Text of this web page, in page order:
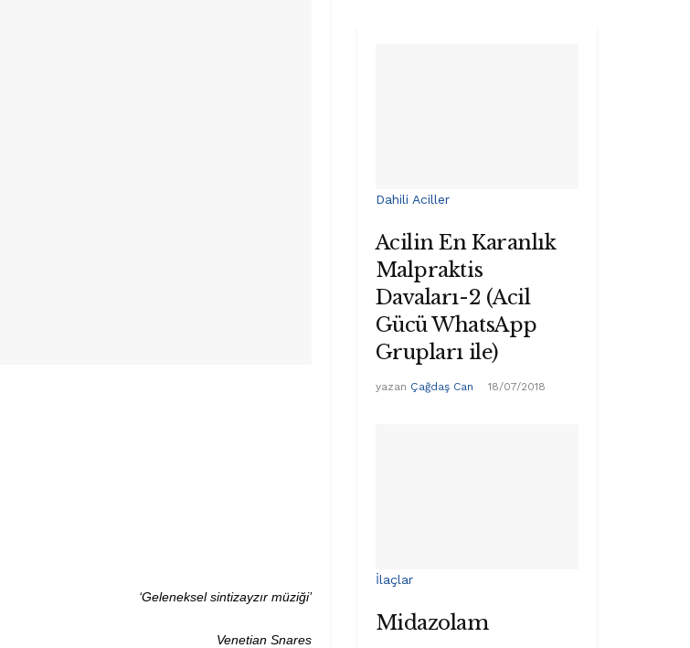
‘Geleneksel sintizayzır müziği’
Venetian Snares
Dahili Aciller
Acilin En Karanlık
Malpraktis
Davaları-2 (Acil
Gücü WhatsApp
Grupları ile)
yazan Çağdaş Can 18/07/2018
İlaçlar
Midazolam